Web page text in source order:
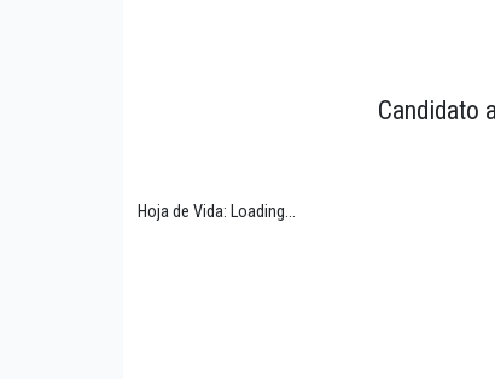
Candidato
Hoja de Vida: Loading...